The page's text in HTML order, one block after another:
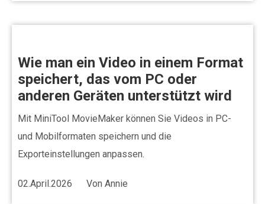
Wie man ein Video in einem Format
speichert, das vom PC oder
anderen Geräten unterstützt wird
Mit MiniTool MovieMaker können Sie Videos in PC-
und Mobilformaten speichern und die
Exporteinstellungen anpassen.
02.April.2026 Von Annie